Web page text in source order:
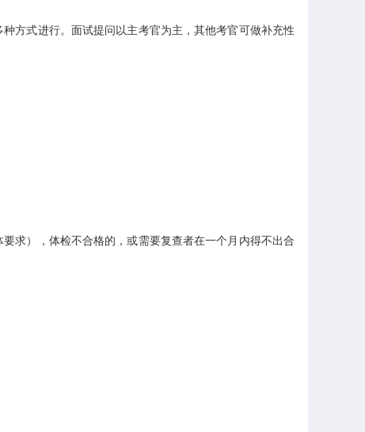
方式进行。面试提问以主考官为主，其他考官可做补充性
求），体检不合格的，或需要复查者在一个月内得不出合